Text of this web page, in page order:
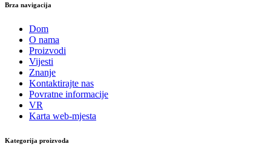
Brza navigacija
Dom
O nama
Proizvodi
Vijesti
Znanje
Kontaktirajte nas
Povratne informacije
VR
Karta web-mjesta
Kategorija proizvoda